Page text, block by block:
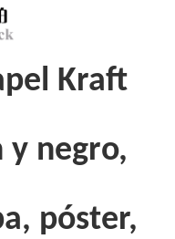
Kraft
y negro,
póster,